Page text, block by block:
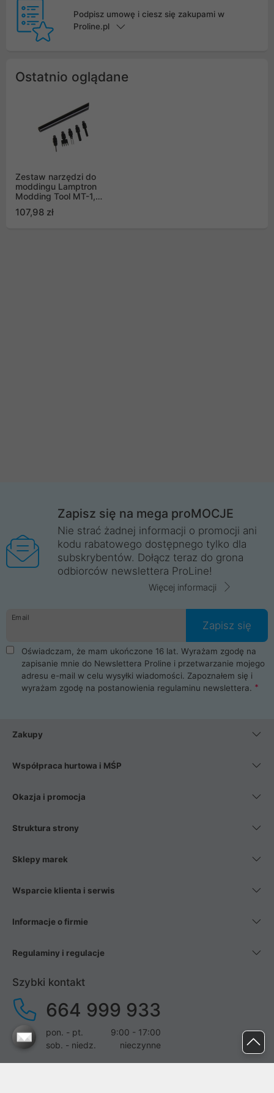
Podpisz umowę i ciesz się zakupami w
Proline.pl
Ostatnio oglądane
Zestaw narzędzi do
moddingu Lamptron
Modding Tool MT-1,
107,98 zł
Zapisz się na mega proMOCJE
Nie strać żadnej informacji o promocji ani
kodu rabatowego dostępnego tylko dla
subskrybentów. Dołącz teraz do grona
odbiorców newslettera ProLine!
Więcej informacji
Email
Zapisz się
Oświadczam, że mam ukończone 16 lat. Wyrażam zgodę na
zapisanie mnie do Newslettera Proline i przetwarzanie mojego
adresu e-mail w celu wysyłki wiadomości. Zapoznałem się i
wyrażam zgodę na postanowienia regulaminu newslettera.
Zakupy
Współpraca hurtowa i MŚP
Okazja i promocja
Struktura strony
Sklepy marek
Wsparcie klienta i serwis
Informacje o firmie
Regulaminy i regulacje
Szybki kontakt
664 999 933
pon. - pt.
9:00 - 17:00
sob. - niedz.
nieczynne